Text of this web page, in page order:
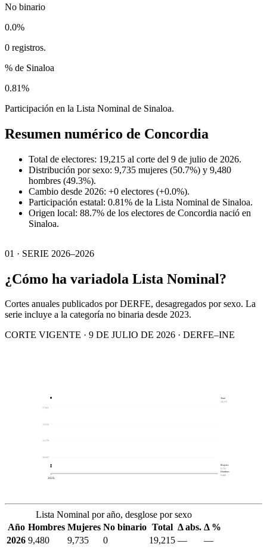
No binario
0.0%
0 registros.
% de Sinaloa
0.81%
Participación en la Lista Nominal de Sinaloa.
Resumen numérico de Concordia
Total de electores: 19,215 al corte del 9 de julio de 2026.
Distribución por sexo: 9,735 mujeres (50.7%) y 9,480
hombres (49.3%).
Cambio desde 2026: +0 electores (+0.0%).
Participación estatal: 0.81% de la Lista Nominal de Sinaloa.
Origen local: 88.7% de los electores de Concordia nació en
Sinaloa.
01 · SERIE 2026–2026
¿Cómo ha variadola Lista Nominal?
Cortes anuales publicados por DERFE, desagregados por sexo. La
serie incluye a la categoría no binaria desde 2023.
CORTE VIGENTE · 9 DE JULIO DE 2026 · DERFE–INE
10,843
13,179
15,516
17,852
2026
Total
19,215
Mujeres
9,735
Hombres
9,480
Lista Nominal por año, desglose por sexo
Año Hombres Mujeres No binario Total Δ abs. Δ %
2026 9,480 9,735 0 19,215 — —